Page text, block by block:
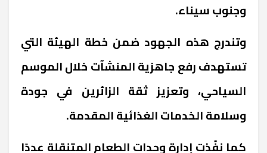
وجنوب سيناء.
وتندرج هذه الجهود ضمن خطة الهيئة التي
تستهدف رفع جاهزية المنشآت خلال الموسم
السياحي، وتعزيز ثقة الزائرين في جودة
وسلامة الخدمات الغذائية المقدمة.
كما نفّذت إدارة وحدات الطعام المتنقلة عددًا